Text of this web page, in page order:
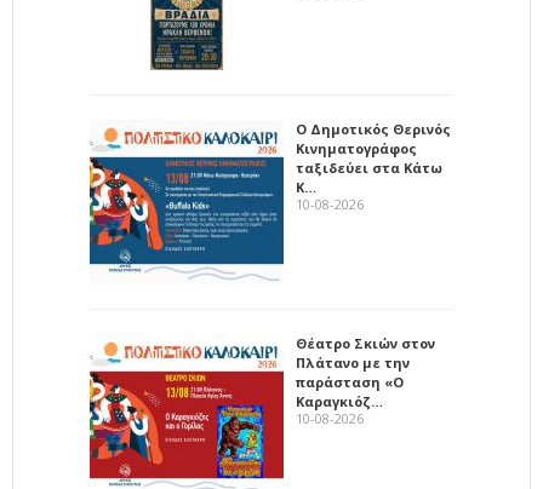
Ο Δημοτικός Θερινός
Κινηματογράφος
ταξιδεύει στα Κάτω
Κ…
10-08-2026
Θέατρο Σκιών στον
Πλάτανο με την
παράσταση «Ο
Καραγκιόζ…
10-08-2026